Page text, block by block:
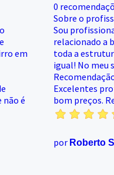
em
não é
0
Sobre o
Sou
relacionado a
toda a
igual! No meu
Excelentes
bom preços.
por Roberto